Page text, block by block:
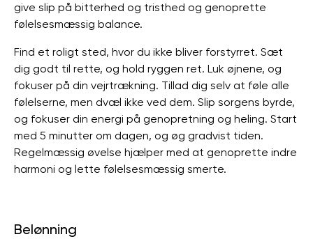
give slip på bitterhed og tristhed og genoprette
følelsesmæssig balance.
Find et roligt sted, hvor du ikke bliver forstyrret. Sæt
dig godt til rette, og hold ryggen ret. Luk øjnene, og
fokuser på din vejrtrækning. Tillad dig selv at føle alle
følelserne, men dvæl ikke ved dem. Slip sorgens byrde,
og fokuser din energi på genopretning og heling. Start
med 5 minutter om dagen, og øg gradvist tiden.
Regelmæssig øvelse hjælper med at genoprette indre
harmoni og lette følelsesmæssig smerte.
Belønning